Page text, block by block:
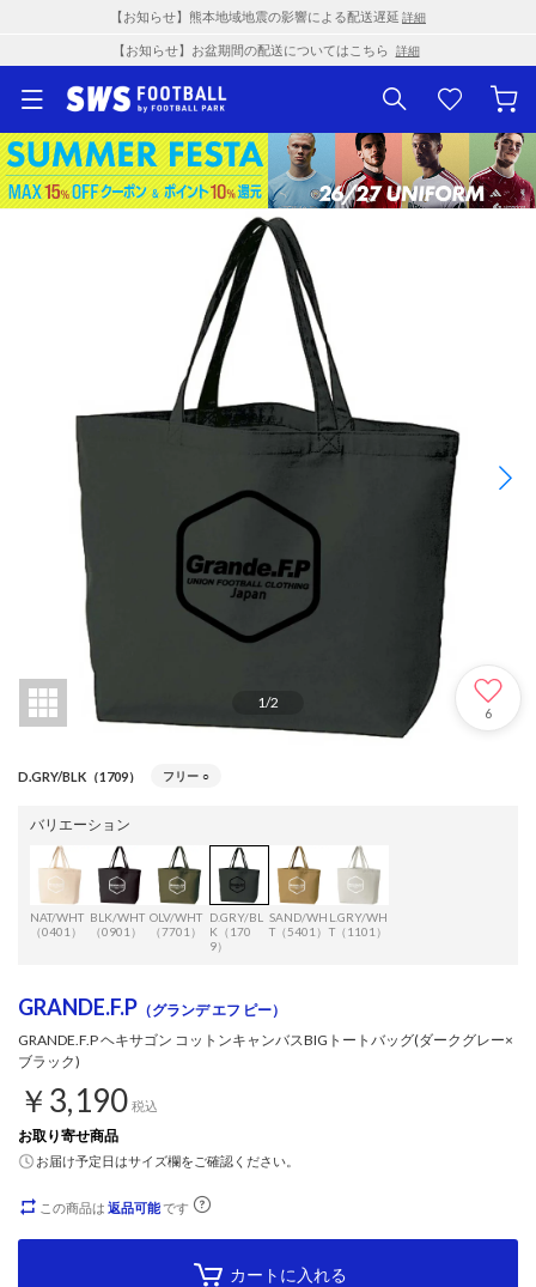
【お知らせ】熊本地域地震の影響による配送遅延 詳細
【お知らせ】お盆期間の配送についてはこちら 詳細
1/2
6
D.GRY/BLK（1709） フリー ○
バリエーション
NAT/WHT
（0401）
BLK/WHT
（0901）
OLV/WHT
（7701）
D.GRY/BL
K（170
9）
SAND/WH
T（5401）
L.GRY/WH
T（1101）
GRANDE.F.P （グランデ エフ ピー）
GRANDE.F.P ヘキサゴン コットンキャンバスBIGトートバッグ(ダークグレー×
ブラック)
￥3,190 税込
お取り寄せ商品
お届け予定日はサイズ欄をご確認ください。
この商品は 返品可能です
カートに入れる